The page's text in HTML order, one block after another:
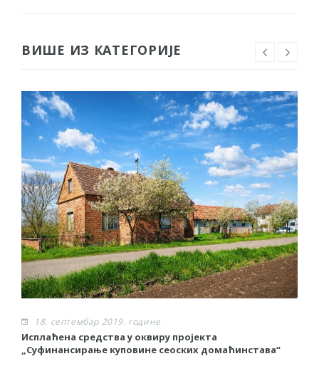
ВИШЕ ИЗ КАТЕГОРИЈЕ
18. септембар 2019. године
Исплаћена средства у оквиру пројекта
„Суфинансирање куповине сеоских домаћинстава“